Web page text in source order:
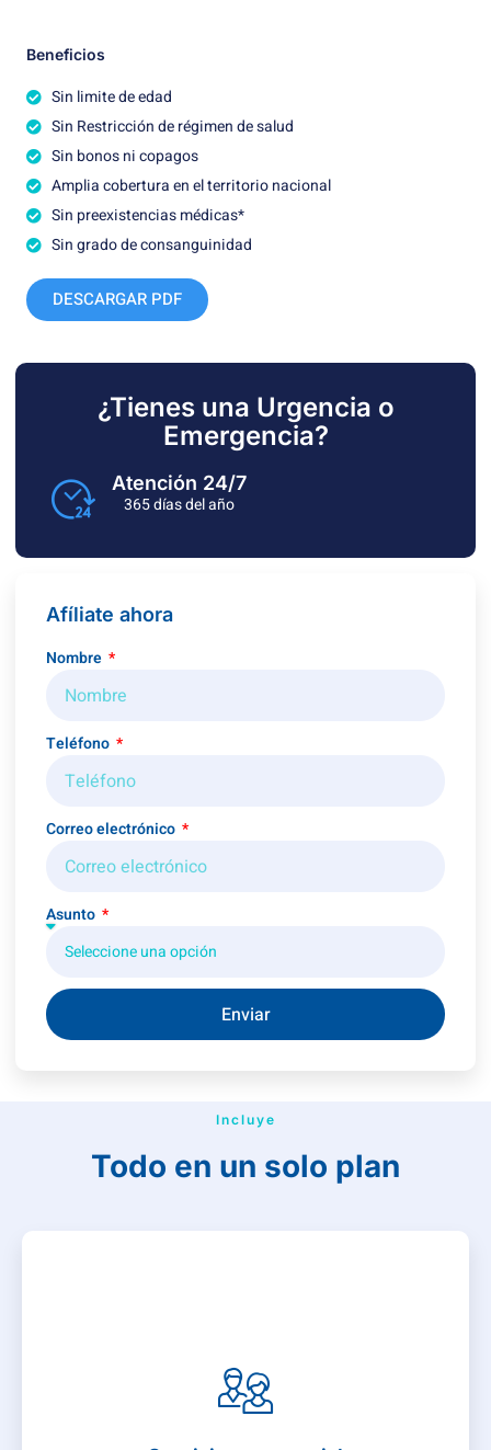
Beneficios
Sin limite de edad
Sin Restricción de régimen de salud
Sin bonos ni copagos
Amplia cobertura en el territorio nacional
Sin preexistencias médicas*
Sin grado de consanguinidad
DESCARGAR PDF
¿Tienes una Urgencia o
Emergencia?
Atención 24/7
365 días del año
Afíliate ahora
Nombre
Teléfono
Correo electrónico
Asunto
Enviar
Incluye
Todo en un solo plan
• Medico a domicilio 24/7
• Atención de urgencias